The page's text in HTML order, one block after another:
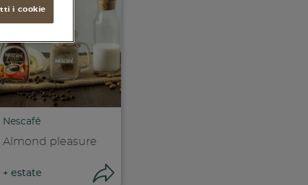
condivisione
Nescafé
Almond pleasure
+estate
i cookie